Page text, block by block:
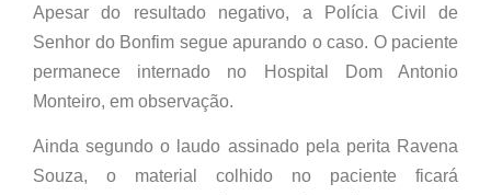
Apesar do resultado negativo, a Polícia Civil de
Senhor do Bonfim segue apurando o caso. O paciente
permanece internado no Hospital Dom Antonio
Monteiro, em observação.
Ainda segundo o laudo assinado pela perita Ravena
Souza, o material colhido no paciente ficará